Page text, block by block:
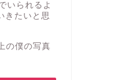
いられるよ
きたいと思
の僕の写真